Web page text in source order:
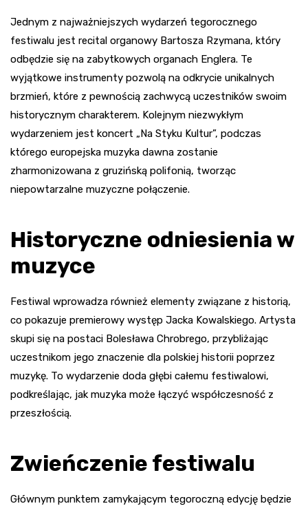
Jednym z najważniejszych wydarzeń tegorocznego
festiwalu jest recital organowy Bartosza Rzymana, który
odbędzie się na zabytkowych organach Englera. Te
wyjątkowe instrumenty pozwolą na odkrycie unikalnych
brzmień, które z pewnością zachwycą uczestników swoim
historycznym charakterem. Kolejnym niezwykłym
wydarzeniem jest koncert „Na Styku Kultur”, podczas
którego europejska muzyka dawna zostanie
zharmonizowana z gruzińską polifonią, tworząc
niepowtarzalne muzyczne połączenie.
Historyczne odniesienia w
muzyce
Festiwal wprowadza również elementy związane z historią,
co pokazuje premierowy występ Jacka Kowalskiego. Artysta
skupi się na postaci Bolesława Chrobrego, przybliżając
uczestnikom jego znaczenie dla polskiej historii poprzez
muzykę. To wydarzenie doda głębi całemu festiwalowi,
podkreślając, jak muzyka może łączyć współczesność z
przeszłością.
Zwieńczenie festiwalu
Głównym punktem zamykającym tegoroczną edycję będzie